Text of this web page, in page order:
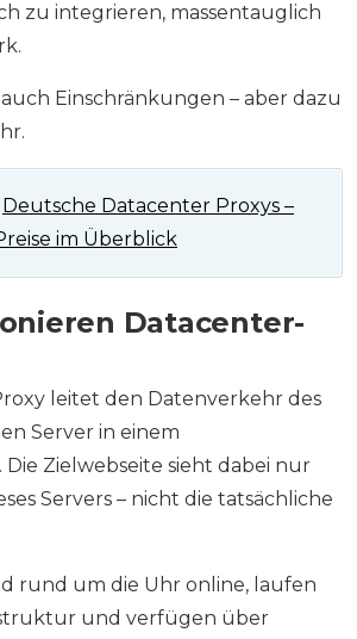
zu integrieren, massentauglich
Einschränkungen – aber dazu
Deutsche Datacenter Proxys –
im Überblick
Datacenter-
leitet den Datenverkehr des
Server in einem
Zielwebseite sieht dabei nur
Servers – nicht die tatsächliche
rund um die Uhr online, laufen
und verfügen über